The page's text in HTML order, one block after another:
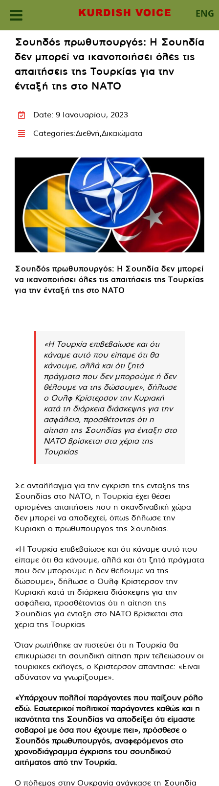
ENG
content
Σουηδός πρωθυπουργός: Η Σουηδία
δεν μπορεί να ικανοποιήσει όλες τις
απαιτήσεις της Τουρκίας για την
ένταξή της στο ΝΑΤΟ
Date: 9 Ιανουαρίου, 2023
Categories:Διεθνή,Δικαιώματα
Σουηδός πρωθυπουργός: Η Σουηδία δεν μπορεί
να ικανοποιήσει όλες τις απαιτήσεις της Τουρκίας
για την ένταξή της στο ΝΑΤΟ
«Η Τουρκία επιβεβαίωσε και ότι
κάναμε αυτό που είπαμε ότι θα
κάνουμε, αλλά και ότι ζητά
πράγματα που δεν μπορούμε ή δεν
θέλουμε να της δώσουμε», δήλωσε
ο Ουλφ Κρίστερσον την Κυριακή
κατά τη διάρκεια διάσκεψης για την
ασφάλεια, προσθέτοντας ότι η
αίτηση της Σουηδίας για ένταξη στο
ΝΑΤΟ βρίσκεται στα χέρια της
Τουρκίας
Σε αντάλλαγμα για την έγκριση της ένταξης της
Σουηδίας στο ΝΑΤΟ, η Τουρκία έχει θέσει
ορισμένες απαιτήσεις που η σκανδιναβική χώρα
δεν μπορεί να αποδεχτεί, όπως δήλωσε την
Κυριακή ο πρωθυπουργός της Σουηδίας.
«Η Τουρκία επιβεβαίωσε και ότι κάναμε αυτό που
είπαμε ότι θα κάνουμε, αλλά και ότι ζητά πράγματα
που δεν μπορούμε ή δεν θέλουμε να της
δώσουμε», δήλωσε ο Ουλφ Κρίστερσον την
Κυριακή κατά τη διάρκεια διάσκεψης για την
ασφάλεια, προσθέτοντας ότι η αίτηση της
Σουηδίας για ένταξη στο ΝΑΤΟ βρίσκεται στα
χέρια της Τουρκίας
Όταν ρωτήθηκε αν πιστεύει ότι η Τουρκία θα
επικυρώσει τη σουηδική αίτηση πριν τελειώσουν οι
τουρκικές εκλογές, ο Κρίστερσον απάντησε: «Είναι
αδύνατον να γνωρίζουμε».
«Υπάρχουν πολλοί παράγοντες που παίζουν ρόλο
εδώ. Εσωτερικοί πολιτικοί παράγοντες καθώς και η
ικανότητα της Σουηδίας να αποδείξει ότι είμαστε
σοβαροί με όσα που έχουμε πει», πρόσθεσε ο
Σουηδός πρωθυπουργός, αναφερόμενος στο
χρονοδιάγραμμα έγκρισης του σουηδικού
αιτήματος από την Τουρκία.
Ο πόλεμος στην Ουκρανία ανάγκασε τη Σουηδία